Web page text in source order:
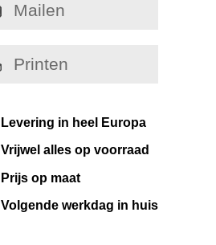
Mailen
Printen
Levering in heel Europa
Vrijwel alles op voorraad
Prijs op maat
Volgende werkdag in huis